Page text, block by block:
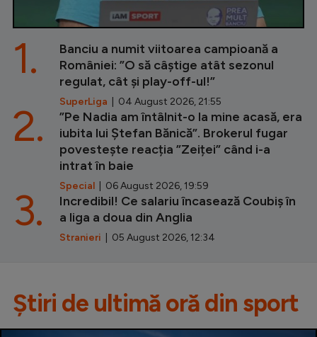
Banciu a numit viitoarea campioană a
României: ”O să câștige atât sezonul
regulat, cât și play-off-ul!”
SuperLiga | 04 August 2026, 21:55
1.
”Pe Nadia am întâlnit-o la mine acasă, era
iubita lui Ștefan Bănică”. Brokerul fugar
povestește reacția ”Zeiței” când i-a
intrat în baie
Special | 06 August 2026, 19:59
2.
Incredibil! Ce salariu încasează Coubiș în
a liga a doua din Anglia
Stranieri | 05 August 2026, 12:34
3.
Știri de ultimă oră din sport